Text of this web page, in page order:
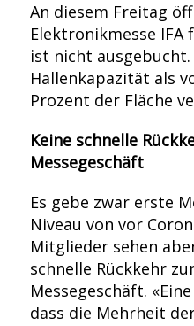
An diesem Freitag
Elektronikmesse IFA
ist nicht
Hallenkapazität als
Prozent der Fläche
Keine schnelle
Messegeschäft
Es gebe zwar erste
Niveau von vor
Mitglieder sehen
schnelle Rückkehr
Messegeschäft.
dass die Mehrheit